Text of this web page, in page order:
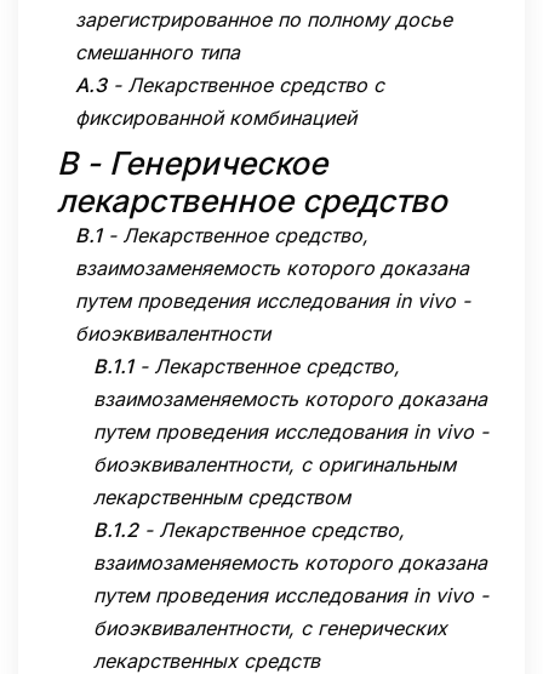
зарегистрированное по полному досье
смешанного типа
A.3- Лекарственное средство с
фиксированной комбинацией
B- Генерическое
лекарственное средство
B.1- Лекарственное средство,
взаимозаменяемость которого доказана
путем проведения исследования in vivo -
биоэквивалентности
B.1.1- Лекарственное средство,
взаимозаменяемость которого доказана
путем проведения исследования in vivo -
биоэквивалентности, с оригинальным
лекарственным средством
B.1.2- Лекарственное средство,
взаимозаменяемость которого доказана
путем проведения исследования in vivo -
биоэквивалентности, с генерических
лекарственных средств